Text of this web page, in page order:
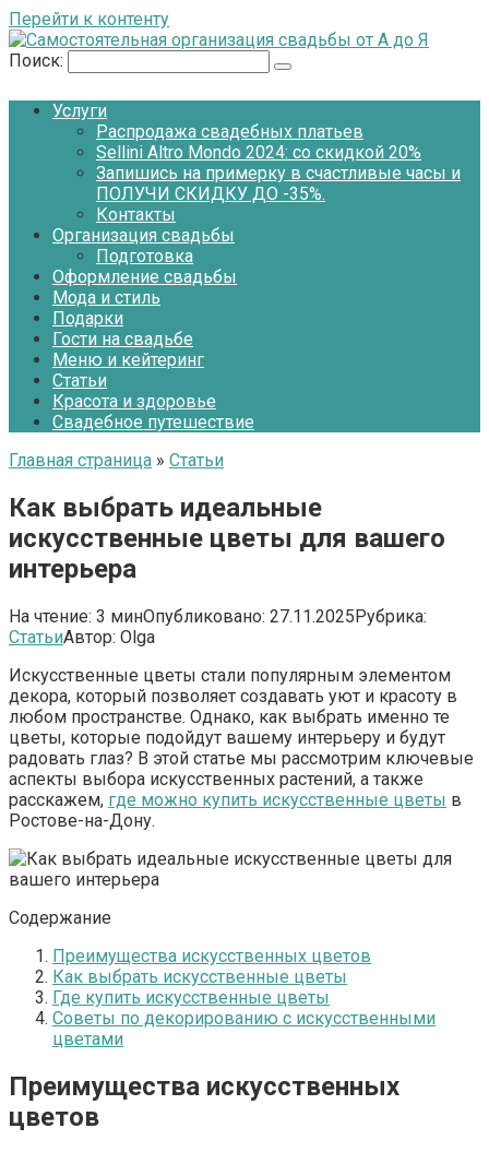
Перейти к контенту
Поиск:
Услуги
Распродажа свадебных платьев
Sellini Altro Mondo 2024: со скидкой 20%
Запишись на примерку в счастливые часы и
ПОЛУЧИ СКИДКУ ДО -35%.
Контакты
Организация свадьбы
Подготовка
Оформление свадьбы
Мода и стиль
Подарки
Гости на свадьбе
Меню и кейтеринг
Статьи
Красота и здоровье
Свадебное путешествие
Главная страница » Статьи
Как выбрать идеальные
искусственные цветы для вашего
интерьера
На чтение: 3 минОпубликовано: 27.11.2025Рубрика:
СтатьиАвтор: Olga
Искусственные цветы стали популярным элементом
декора, который позволяет создавать уют и красоту в
любом пространстве. Однако, как выбрать именно те
цветы, которые подойдут вашему интерьеру и будут
радовать глаз? В этой статье мы рассмотрим ключевые
аспекты выбора искусственных растений, а также
расскажем, где можно купить искусственные цветы в
Ростове-на-Дону.
Содержание
Преимущества искусственных цветов
Как выбрать искусственные цветы
Где купить искусственные цветы
Советы по декорированию с искусственными
цветами
Преимущества искусственных
цветов